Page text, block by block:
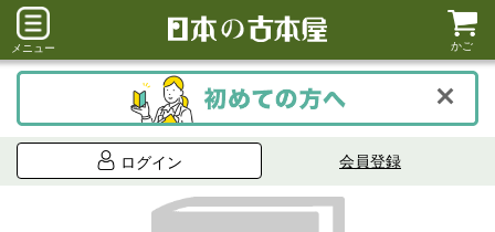
メニュー かご
ログイン 会員登録